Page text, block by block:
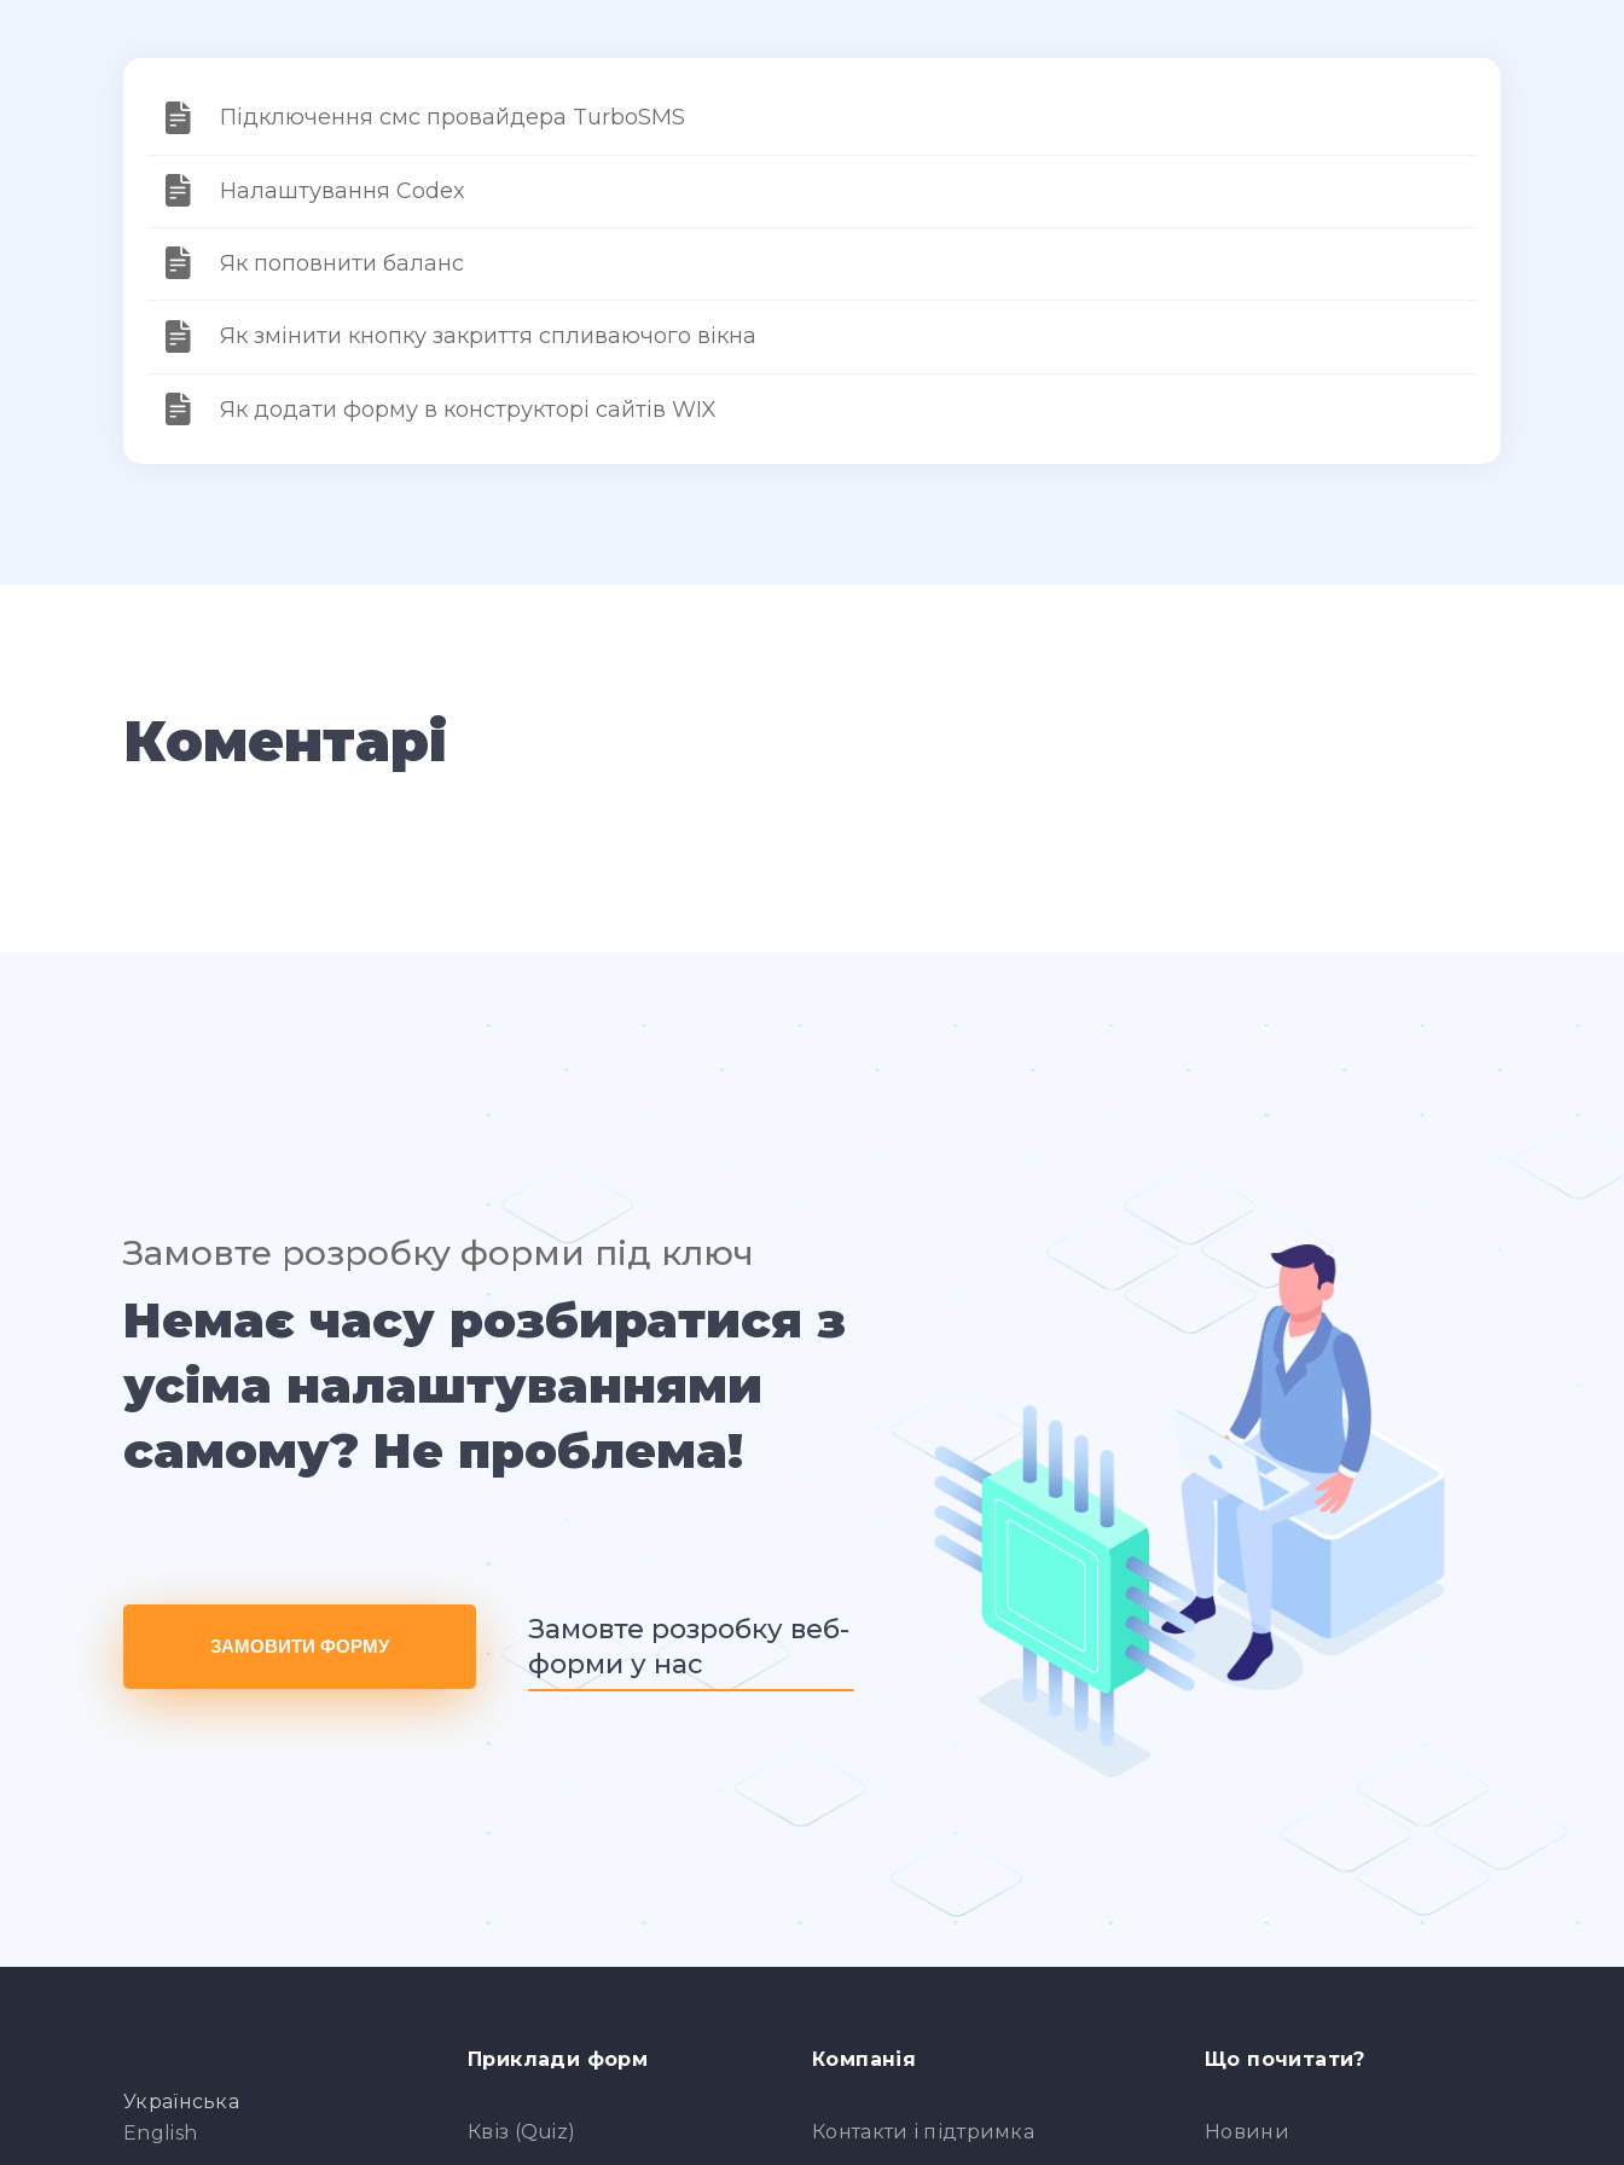
Підключення смс провайдера TurboSMS
Налаштування Codex
Як поповнити баланс
Як змінити кнопку закриття спливаючого вікна
Як додати форму в конструкторі сайтів WIX
Коментарі
Замовте розробку форми під ключ
Немає часу розбиратися з
усіма налаштуваннями
самому? Не проблема!
ЗАМОВИТИ ФОРМУ
Замовте розробку веб-
форми у нас
Українська
English
Приклади форм
Квіз (Quiz)
Компанія
Контакти і підтримка
Що почитати?
Новини